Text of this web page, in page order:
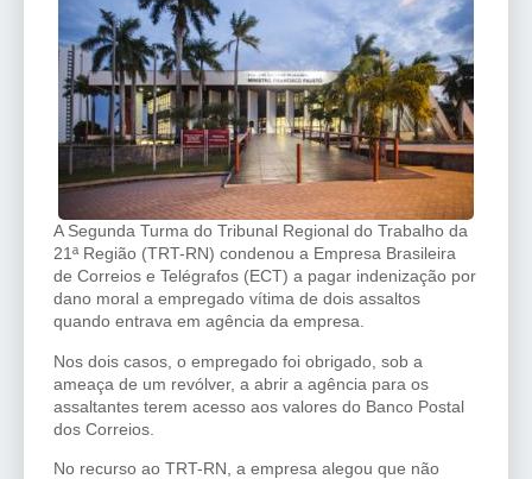
A Segunda Turma do Tribunal Regional do Trabalho da
21ª Região (TRT-RN) condenou a Empresa Brasileira
de Correios e Telégrafos (ECT) a pagar indenização por
dano moral a empregado vítima de dois assaltos
quando entrava em agência da empresa.
Nos dois casos, o empregado foi obrigado, sob a
ameaça de um revólver, a abrir a agência para os
assaltantes terem acesso aos valores do Banco Postal
dos Correios.
No recurso ao TRT-RN, a empresa alegou que não